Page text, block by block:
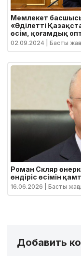
Мемлекет
«Әділетті
өсім, қоғамдық
Жолдауы
02.09.2024 | Басты
Роман Скляр
өндіріс өсімін
16.06.2026 | Басты
Добавить